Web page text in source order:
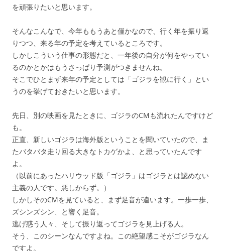
を頑張りたいと思います。
そんなこんなで、今年ももうあと僅かなので、行く年を振り返
りつつ、来る年の予定を考えているところです。
しかしこういう仕事の形態だと、一年後の自分が何をやってい
るのかとかはもうさっぱり予測がつきませんね。
そこでひとまず来年の予定としては「ゴジラを観に行く」とい
うのを挙げておきたいと思います。
先日、別の映画を見たときに、ゴジラのCMも流れたんですけど
も。
正直、新しいゴジラは海外版ということを聞いていたので、ま
たバタバタ走り回る大きなトカゲかよ、と思っていたんです
よ。
（以前にあったハリウッド版「ゴジラ」はゴジラとは認めない
主義の人です。悪しからず。）
しかしそのCMを見ていると、まず足音が違います。一歩一歩、
ズシンズシン、と響く足音。
逃げ惑う人々、そして振り返ってゴジラを見上げる人。
そう、このシーンなんですよね。この絶望感こそがゴジラなん
ですよ。